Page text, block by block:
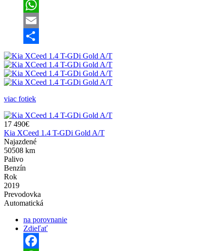
Facebook
WhatsApp
Email
Share
viac fotiek
17 490€
Kia XCeed 1.4 T-GDi Gold A/T
Najazdené
50508 km
Palivo
Benzín
Rok
2019
Prevodovka
Automatická
na porovnanie
Zdieľať